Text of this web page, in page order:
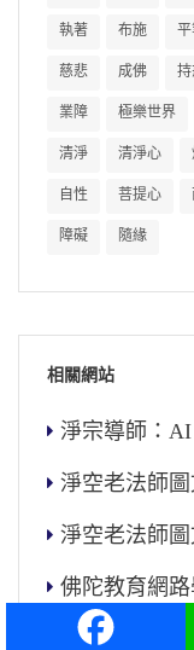
執著 布施
慈悲 成佛
業障 極樂世界
清淨 清淨心
自性 菩提心
障礙 隨緣
相關網站
淨宗導師：
淨空老法師
淨空老法師
佛陀教育網
儒釋道文化教